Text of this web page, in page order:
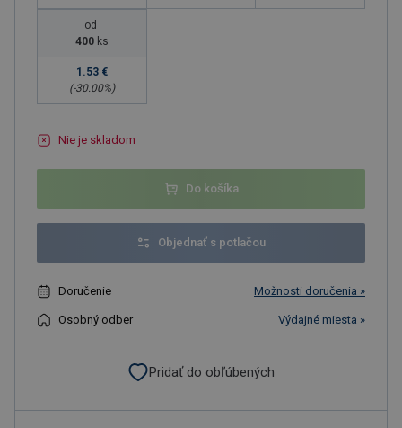
od
400 ks
1.53 €
(-30.00%)
Nie je skladom
Do košíka
Objednať s potlačou
Doručenie Možnosti doručenia »
Osobný odber Výdajné miesta »
Pridať do obľúbených